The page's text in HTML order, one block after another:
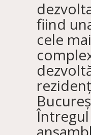
fiind
cele
Întregul